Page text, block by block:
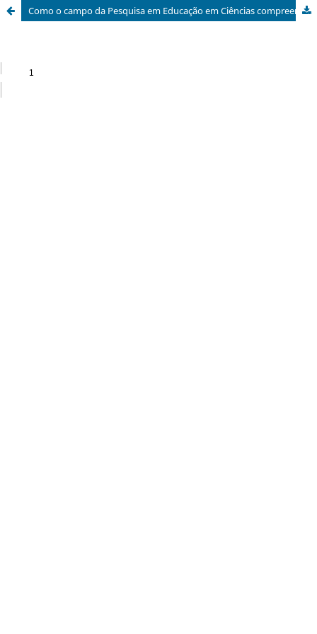
Como o campo da Pesquisa em Educação em Ciências compreende o conceito fleckiano de Ciência dos Manuais?